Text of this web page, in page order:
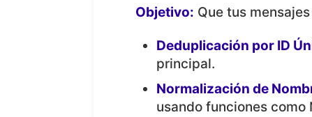
Objetivo: Que tus
Deduplicación por ID
principal.
Normalización de
usando funciones como